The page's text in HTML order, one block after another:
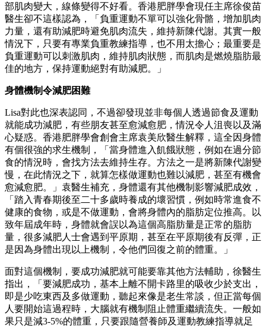
部肌肉變大，線條變得不好看。香港肥胖學會現任主席徐俊苗
醫生卻不這樣認為，「負重運動不單可以強化骨骼，增加肌肉
力量，還有助減肥時避免肌肉流失，維持新陳代謝。其實一般
情況下，只要有專業負重教練指導，也不用太擔心；最重要是
負重運動可以刺激肌肉，維持肌肉狀態，而肌肉是燃燒脂肪最
佳的地方，保持運動絕對有助減肥。」
身體機制令減肥困難
Lisa對此也深表認同，不過卻發現並非每個人透過節食及運動
就能成功減肥，有些朋友甚至愈減愈肥，情況令人沮喪以及滿
心疑惑。香港肥胖學會創會主席袁美欣醫生解釋，這全因身體
有個很強的求生機制，「當身體進入飢餓狀態，例如在過分節
食的情況時，會找方法去維持生存。方法之一是將新陳代謝變
慢，在此情況之下，就算怎樣做運動也難以減肥，甚至有機會
愈減愈肥。」袁醫生補充，身體還有其他機制影響減肥成效，
「踏入青春期後至二十多歲時養成的壞習慣，例如時常進食不
健康的食物，或是不做運動，會將身體內的脂肪定位推高。以
致年屆成年時，身體就會誤以為這個高脂肪量是正常的脂肪
量，很多減肥人士會遇到平原期，甚至在平原期後有反彈，正
是因為身體出現以上機制，令他們回復之前的體重。」
面對這個機制，要成功減肥就可能要靠其他方法輔助，徐醫生
指出，「要減肥成功，基本上離不開卡路里的吸收少於支出，
即是少吃東西及多做運動，聽起來像是老生常談，但正當每個
人要開始這過程時，大腦就有機制阻止體重繼續流失。一般如
果只是減3-5%的體重，只要跟隨營養師及運動教練指導就足